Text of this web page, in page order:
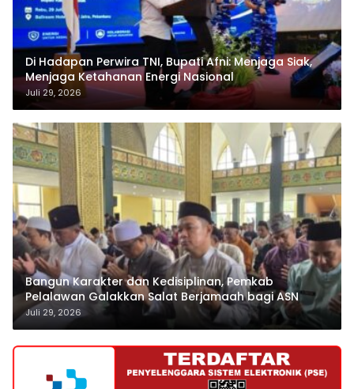
Di Hadapan Perwira TNI, Bupati Afni: Menjaga Siak,
Menjaga Ketahanan Energi Nasional
Juli 29, 2026
Bangun Karakter dan Kedisiplinan, Pemkab
Pelalawan Galakkan Salat Berjamaah bagi ASN
Juli 29, 2026